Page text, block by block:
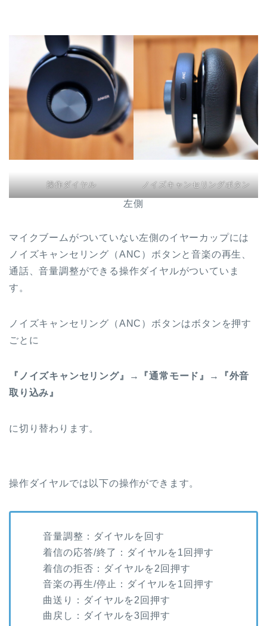
操作ダイヤル ノイズキャンセリングボタン
左側
マイクブームがついていない左側のイヤーカップには
ノイズキャンセリング（ANC）ボタンと音楽の再生、
通話、音量調整ができる操作ダイヤルがついていま
す。
ノイズキャンセリング（ANC）ボタンはボタンを押す
ごとに
『ノイズキャンセリング』→『通常モード』→『外音
取り込み』
に切り替わります。
操作ダイヤルでは以下の操作ができます。
音量調整：ダイヤルを回す
着信の応答/終了：ダイヤルを1回押す
着信の拒否：ダイヤルを2回押す
音楽の再生/停止：ダイヤルを1回押す
曲送り：ダイヤルを2回押す
曲戻し：ダイヤルを3回押す